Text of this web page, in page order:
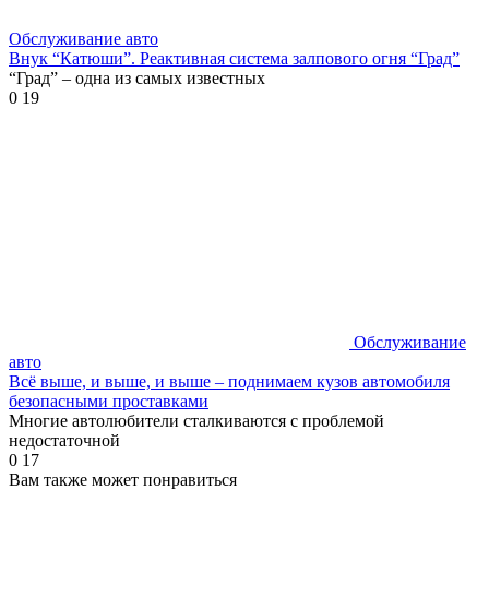
Обслуживание авто
Внук “Катюши”. Реактивная система залпового огня “Град”
“Град” – одна из самых известных
0 19
Обслуживание
авто
Всё выше, и выше, и выше – поднимаем кузов автомобиля
безопасными проставками
Многие автолюбители сталкиваются с проблемой
недостаточной
0 17
Вам также может понравиться